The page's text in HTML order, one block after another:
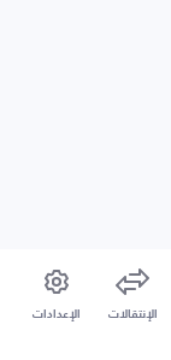
الإنتقالات الإعدادات